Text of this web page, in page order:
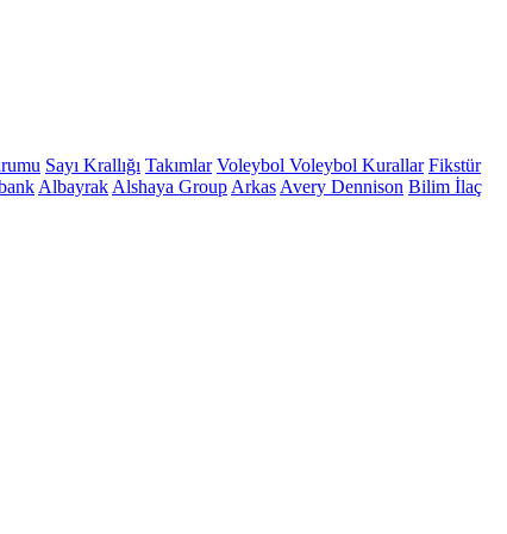
Sayı Krallığı Takımlar Voleybol Voleybol Kurallar Fikstür
Albayrak Alshaya Group Arkas Avery Dennison Bilim İlaç